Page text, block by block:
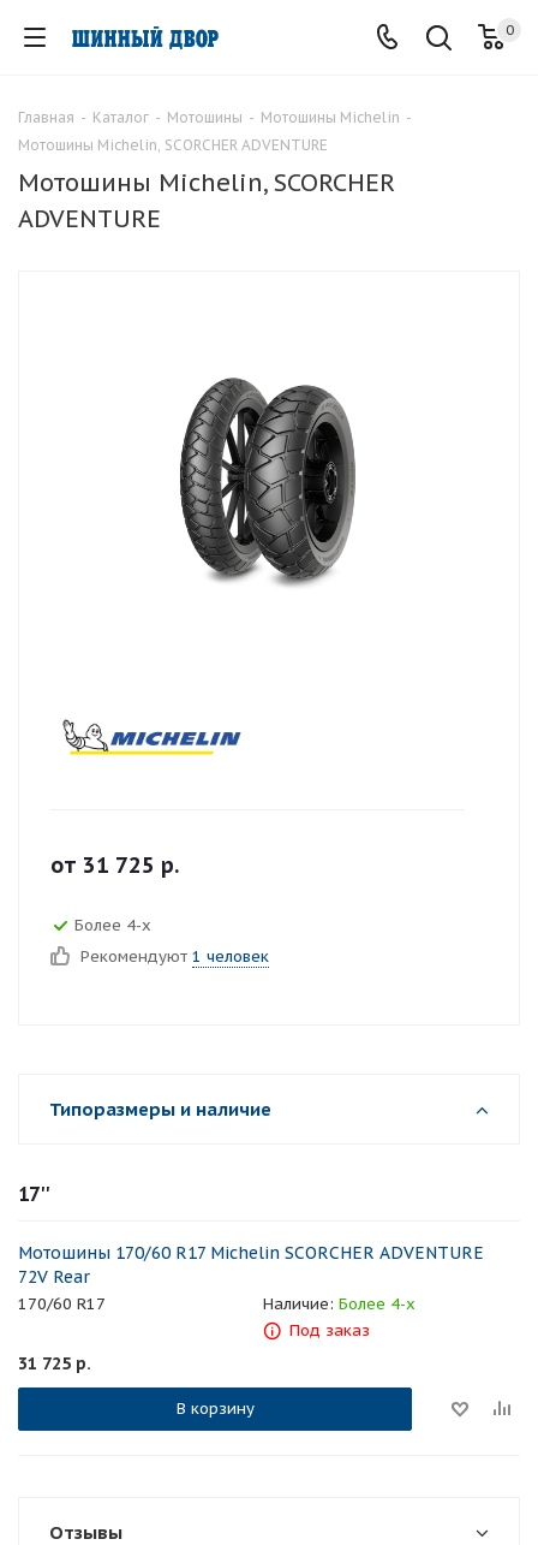
0
Главная - Каталог - Мотошины - Мотошины Michelin -
Мотошины Michelin, SCORCHER ADVENTURE
Мотошины Michelin, SCORCHER
ADVENTURE
от 31 725 р.
Более 4-х
Рекомендуют 1 человек
Типоразмеры и наличие
17''
Мотошины 170/60 R17 Michelin SCORCHER ADVENTURE
72V Rear
170/60 R17 Наличие: Более 4-х
Под заказ
31 725 р.
В корзину
Отзывы